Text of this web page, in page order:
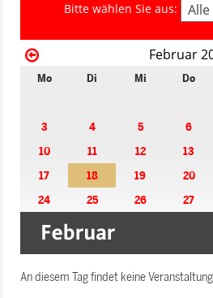
Bitte wählen Sie aus:
Februar
Mo Di Mi Do
3
4 5 6
10
11 12 13
17
18 19 20
24
25 26 27
An diesem Tag findet keine